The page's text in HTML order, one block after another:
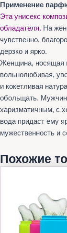
Применение
Эта унисекс
обладателя. На
чувственно,
дерзко и ярко.
Женщина, носящая
вольнолюбивая,
и кокетливая
обольщать.
харизматичным, с
вода придаст ему
мужественность и
Похожие